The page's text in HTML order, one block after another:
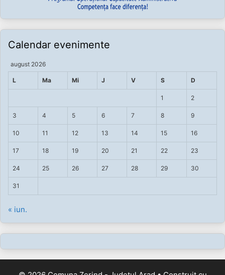
Calendar evenimente
august 2026
L Ma Mi J V S D
1 2
3 4 5 6 7 8 9
10 11 12 13 14 15 16
17 18 19 20 21 22 23
24 25 26 27 28 29 30
31
« iun.